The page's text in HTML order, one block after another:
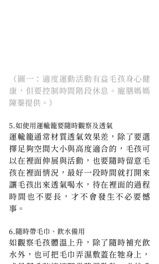
（圖一：適度運動活動有益毛孩身心健
康，但要控制時間階段休息。寵膳媽媽
陳蓁提供。）
5.如使用運輸籠要隨時觀察及透氣
運輸籠通常材質透氣效果差，除了要選
擇足夠空間大小與高度適合的，毛孩可
以在裡面伸展與活動，也要隨時留意毛
孩在裡面情況，最好一段時間就打開來
讓毛孩出來透氣喝水，待在裡面的過程
時間也不要長，才不會發生不必要憾
事。
6.隨時帶毛巾、飲水備用
如觀察毛孩體溫上升，除了隨時補充飲
水外，也可把毛巾弄濕敷蓋在牠身上，